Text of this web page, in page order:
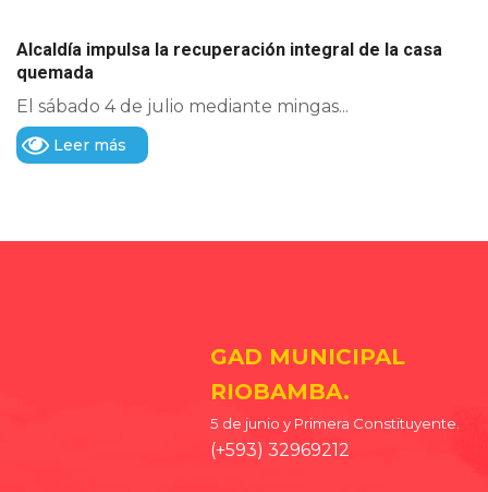
Alcaldía impulsa la recuperación integral de la casa
quemada
El sábado 4 de julio mediante mingas...
Leer más
GAD MUNICIPAL
RIOBAMBA.
5 de junio y Primera Constituyente.
(+593) 32969212